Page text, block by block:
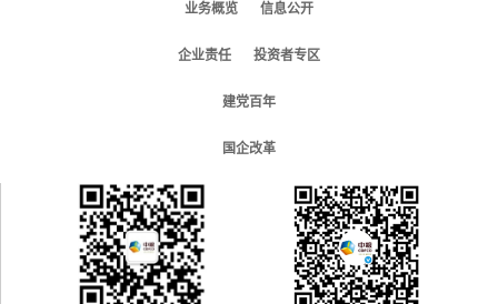
业务概览 信息公开
企业责任 投资者专区
建党百年
国企改革